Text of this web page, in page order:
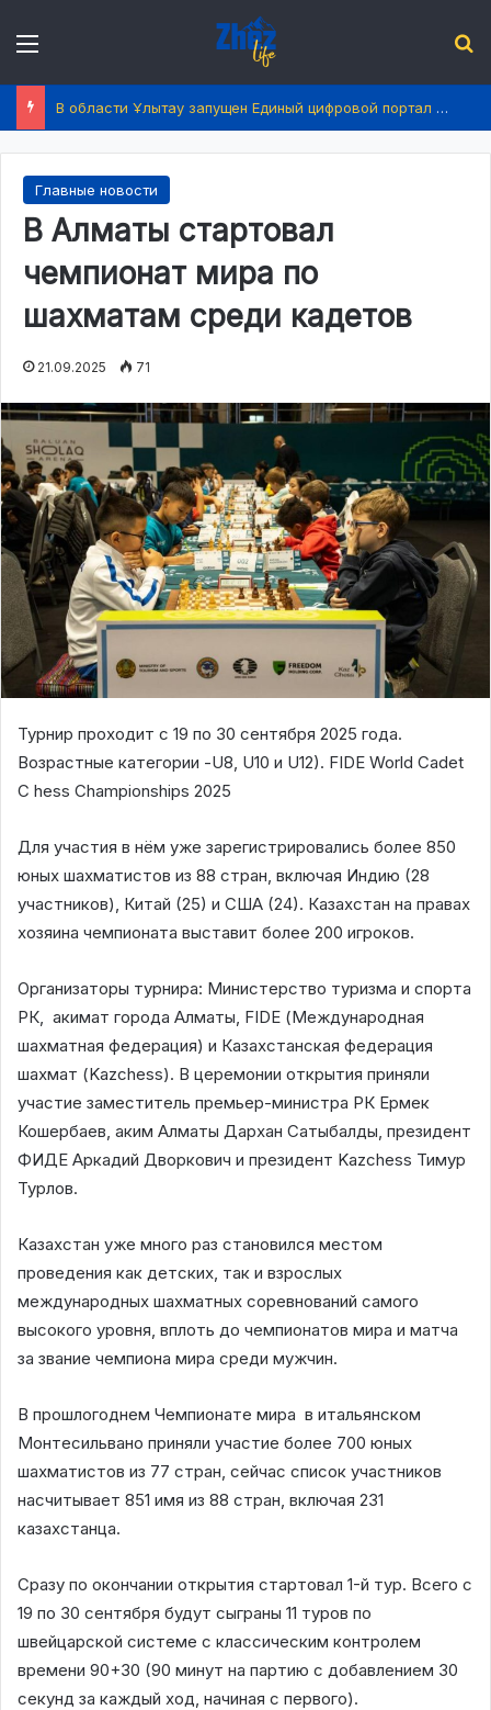
В области Ұлытау запущен Единый цифровой портал услуг
Главные новости
В Алматы стартовал
чемпионат мира по
шахматам среди кадетов
21.09.2025 71
Турнир проходит с 19 по 30 сентября 2025 года.
Возрастные категории -U8, U10 и U12). FIDE World Cadet
C hess Championships 2025
Для участия в нём уже зарегистрировались более 850
юных шахматистов из 88 стран, включая Индию (28
участников), Китай (25) и США (24). Казахстан на правах
хозяина чемпионата выставит более 200 игроков.
Организаторы турнира: Министерство туризма и спорта
РК, акимат города Алматы, FIDE (Международная
шахматная федерация) и Казахстанская федерация
шахмат (Kazchess). В церемонии открытия приняли
участие заместитель премьер-министра РК Ермек
Кошербаев, аким Алматы Дархан Сатыбалды, президент
ФИДЕ Аркадий Дворкович и президент Kazсhess Тимур
Турлов.
Казахстан уже много раз становился местом
проведения как детских, так и взрослых
международных шахматных соревнований самого
высокого уровня, вплоть до чемпионатов мира и матча
за звание чемпиона мира среди мужчин.
В прошлогоднем Чемпионате мира в итальянском
Монтесильвано приняли участие более 700 юных
шахматистов из 77 стран, сейчас список участников
насчитывает 851 имя из 88 стран, включая 231
казахстанца.
Сразу по окончании открытия стартовал 1-й тур. Всего с
19 по 30 сентября будут сыграны 11 туров по
швейцарской системе с классическим контролем
времени 90+30 (90 минут на партию с добавлением 30
секунд за каждый ход, начиная с первого).